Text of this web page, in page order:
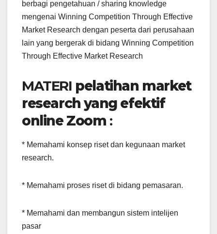
berbagi pengetahuan / sharing knowledge
mengenai Winning Competition Through Effective
Market Research dengan peserta dari perusahaan
lain yang bergerak di bidang Winning Competition
Through Effective Market Research
MATERI pelatihan market
research yang efektif
online Zoom :
* Memahami konsep riset dan kegunaan market
research.
* Memahami proses riset di bidang pemasaran.
* Memahami dan membangun sistem intelijen
pasar